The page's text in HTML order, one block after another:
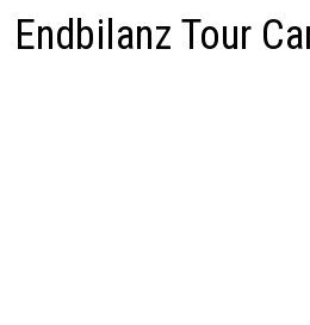
Endbilanz Tour